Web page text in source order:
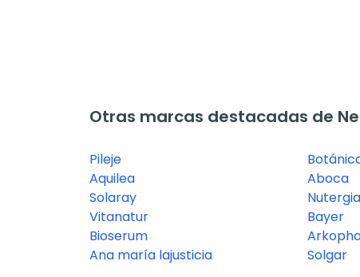
Otras marcas destacadas de
Pileje
Aquilea
Solaray
Vitanatur
Bioserum
Ana maría lajusticia
Aboca
Nutergia
Bayer
Solgar